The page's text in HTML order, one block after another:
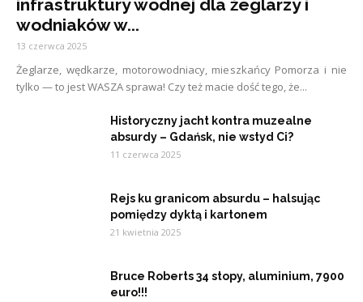
infrastruktury wodnej dla żeglarzy i
wodniaków w...
13 czerwca 2025
Żeglarze, wędkarze, motorowodniacy, mieszkańcy Pomorza i nie
tylko — to jest WASZA sprawa! Czy też macie dość tego, że...
Historyczny jacht kontra muzealne
absurdy – Gdańsk, nie wstyd Ci?
11 czerwca 2025
Rejs ku granicom absurdu – halsując
pomiędzy dyktą i kartonem
21 kwietnia 2025
Bruce Roberts 34 stopy, aluminium, 7900
euro!!!